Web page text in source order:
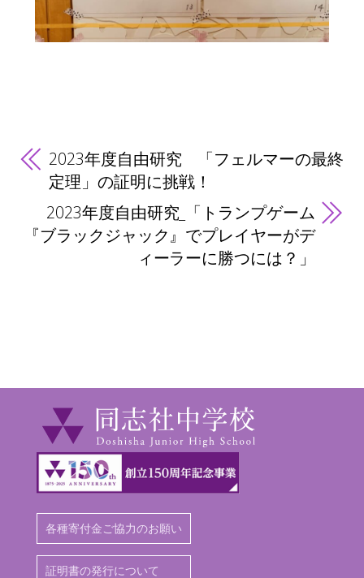
2023年度自由研究 「フェルマーの最終
定理」の証明に挑戦！
2023年度自由研究_「トランプゲーム
『ブラックジャック』でプレイヤーがデ
ィーラーに勝つには？」
各種寄付金ご協力のお願い
証明書の発行について